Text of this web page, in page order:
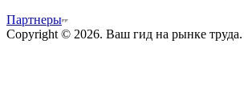
Партнеры
Copyright © 2026. Ваш гид на рынке труда.